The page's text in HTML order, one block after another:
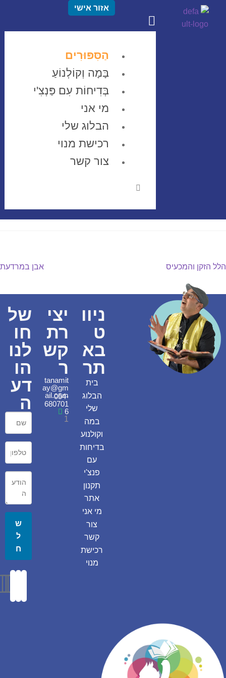
הַסִּפּוּרִים
בָּמָה וְקוֹלְנוֹעַ
בְּדִיחוֹת עִם פַּנְצִ'י
מי אני
הבלוג שלי
רכישת מנוי
צור קשר
אזור אישי
הלל הזקן והמכעיס אבן במרדעת
ניוו
ט
בא
תר
בית
הבלוג
שלי
במה
וקולנוע
בדיחות
עם
פנצ'י
תקנון
אתר
מי אני
צור
קשר
רכישת
מנוי
יצי
רת
קש
ר
tanamit
ay@gm
ail.com
054-
680701
6
1
של
חו
לנו
הו
דע
ה
ש
ל
ח